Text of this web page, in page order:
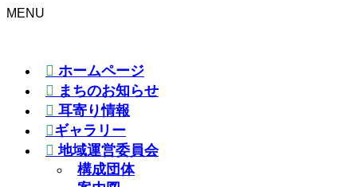
MENU
ホームページ
まちのお知らせ
耳寄り情報
ギャラリー
地域運営委員会
構成団体